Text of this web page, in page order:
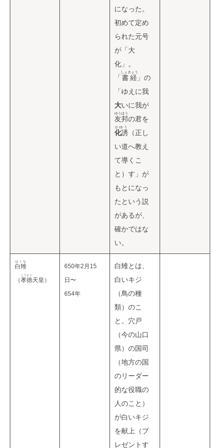
になった。
初めて定め
られた元号
が「大
化」。
「 書経
しょきょう
」の
「ゆえに我
大いに我が
友邦
ゆうほう
の君を
化誘
かゆう
（正し
い道へ教え
て導くこ
と）す」が
もとになっ
たという説
があるが、
確かではな
い。
白雉
はくち
（孝徳
こうとく
天皇）
650年2月15
日〜
654年
白雉とは、
白いキジ
（鳥の種
類）のこ
と。穴戸
（今の山口
県）の国司
（地方の国
のリーダー
的な役職の
人のこと）
が白いキジ
を献上（プ
レゼントす